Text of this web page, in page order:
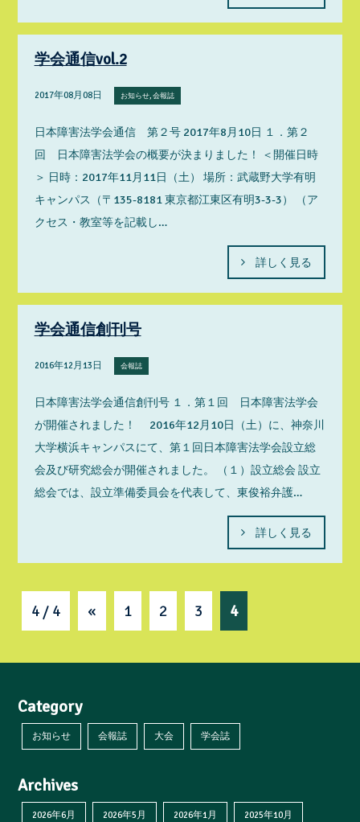
学会通信vol.2
2017年08月08日 お知らせ, 会報誌
日本障害法学会通信 第２号 2017年8月10日 １．第２
回 日本障害法学会の概要が決まりました！ ＜開催日時
＞ 日時：2017年11月11日（土） 場所：武蔵野大学有明
キャンパス（〒135-8181 東京都江東区有明3-3-3） （ア
クセス・教室等を記載し…
詳しく見る
学会通信創刊号
2016年12月13日 会報誌
日本障害法学会通信創刊号 １．第１回 日本障害法学会
が開催されました！ 2016年12月10日（土）に、神奈川
大学横浜キャンパスにて、第１回日本障害法学会設立総
会及び研究総会が開催されました。 （１）設立総会 設立
総会では、設立準備委員会を代表して、東俊裕弁護…
詳しく見る
4 / 4 « 1 2 3 4
Category
お知らせ 会報誌 大会 学会誌
Archives
2026年6月 2026年5月 2026年1月 2025年10月